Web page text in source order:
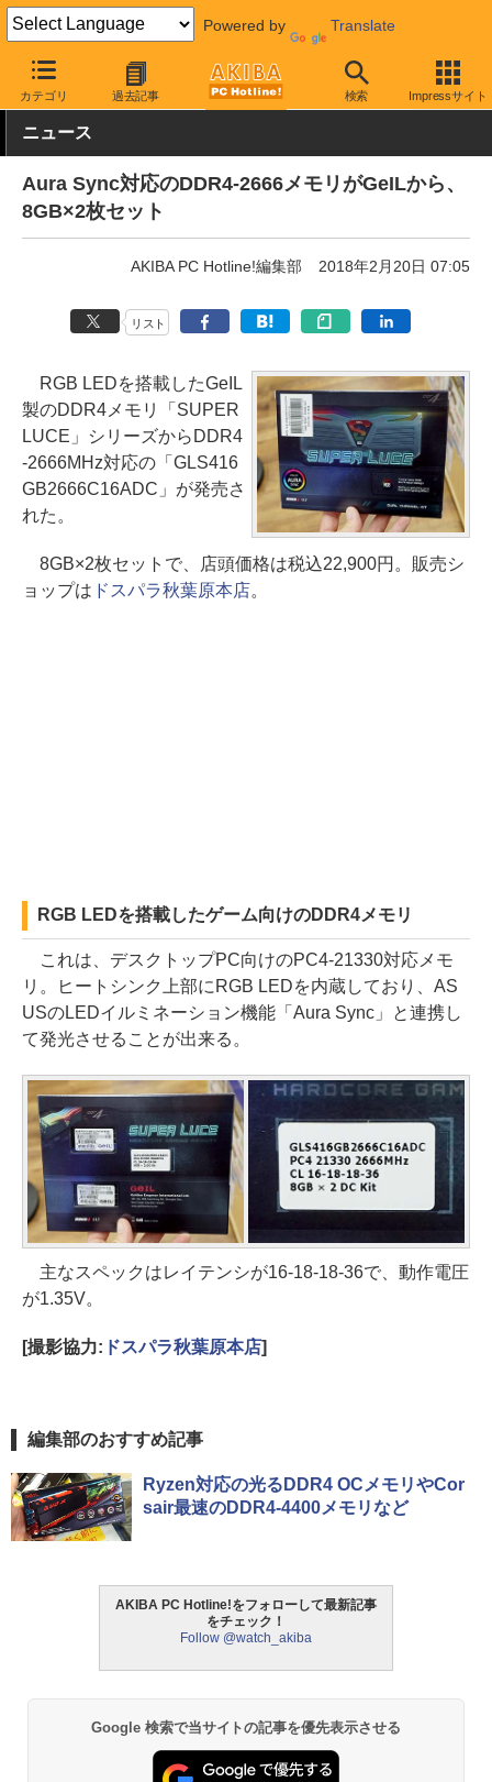
Powered by Translate
カテゴリ 過去記事 検索 Impressサイト
AKIBA PC Hotline! PCパーツ メモリ DDR4メモリ
ニュース
Aura Sync対応のDDR4-2666メモリがGeILから、
8GB×2枚セット
AKIBA PC Hotline!編集部 2018年2月20日 07:05
リスト
RGB LEDを搭載したGeIL
製のDDR4メモリ「SUPER
LUCE」シリーズからDDR4
-2666MHz対応の「GLS416
GB2666C16ADC」が発売さ
れた。
8GB×2枚セットで、店頭価格は税込22,900円。販売シ
ョップは ドスパラ秋葉原本店。
RGB LEDを搭載したゲーム向けのDDR4メモリ
これは、デスクトップPC向けのPC4-21330対応メモ
リ。ヒートシンク上部にRGB LEDを内蔵しており、AS
USのLEDイルミネーション機能「Aura Sync」と連携し
て発光させることが出来る。
主なスペックはレイテンシが16-18-18-36で、動作電圧
が1.35V。
[撮影協力: ドスパラ秋葉原本店]
編集部のおすすめ記事
Ryzen対応の光るDDR4 OCメモリやCor
sair最速のDDR4-4400メモリなど
AKIBA PC Hotline!をフォローして最新記事
をチェック！
Follow @watch_akiba
Google 検索で当サイトの記事を優先表示させる